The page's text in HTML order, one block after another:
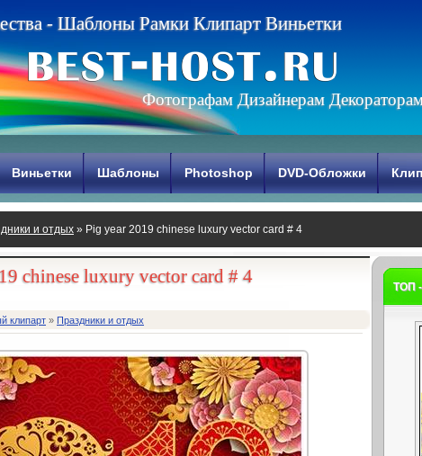
ества - Шаблоны Рамки Клипарт Виньетки
Фотографам Дизайнерам
Виньетки Шаблоны Photoshop DVD-Обложки
и отдых » Pig year 2019 chinese luxury vector card # 4
chinese luxury vector card # 4
клипарт » Праздники и отдых
ТОП